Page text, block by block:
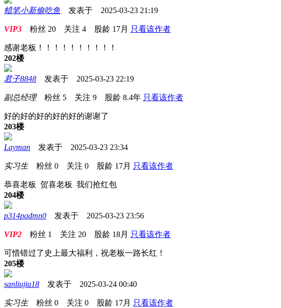
蜡笔小新偷吃鱼 发表于 2025-03-23 21:19
VIP3 粉丝 20 关注 4 股龄 17月 只看该作者
感谢老板！！！！！！！！！！
202楼
君子8848 发表于 2025-03-23 22:19
副总经理粉丝 5 关注 9 股龄 8.4年 只看该作者
好的好的好的好的好的谢谢了
203楼
Layman 发表于 2025-03-23 23:34
实习生粉丝 0 关注 0 股龄 17月 只看该作者
恭喜老板 贺喜老板 我们抢红包
204楼
p314pqdmn0 发表于 2025-03-23 23:56
VIP2 粉丝 1 关注 20 股龄 18月 只看该作者
可惜错过了史上最大福利，祝老板一路长红！
205楼
sanliujiu18 发表于 2025-03-24 00:40
实习生粉丝 0 关注 0 股龄 17月 只看该作者